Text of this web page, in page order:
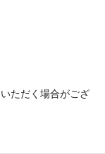
ただく場合がござ